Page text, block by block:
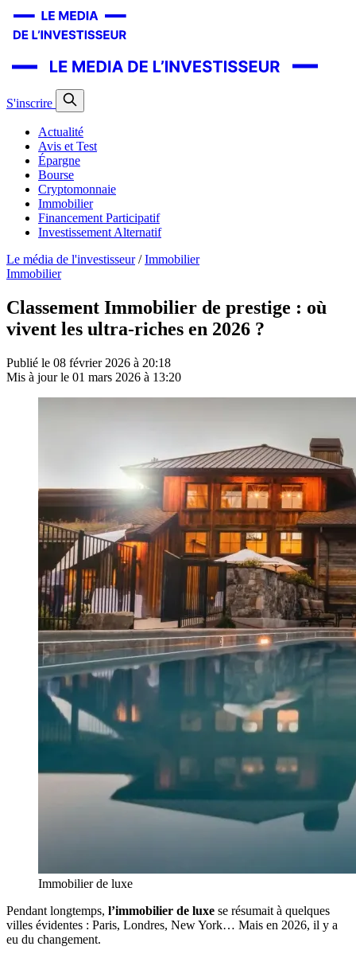
S'inscrire
Actualité
Avis et Test
Épargne
Bourse
Cryptomonnaie
Immobilier
Financement Participatif
Investissement Alternatif
Le média de l'investisseur / Immobilier
Immobilier
Classement Immobilier de prestige : où
vivent les ultra-riches en 2026 ?
Publié le 08 février 2026 à 20:18
Mis à jour le 01 mars 2026 à 13:20
Immobilier de luxe
Pendant longtemps, l’immobilier de luxe se résumait à quelques
villes évidentes : Paris, Londres, New York… Mais en 2026, il y a
eu du changement.